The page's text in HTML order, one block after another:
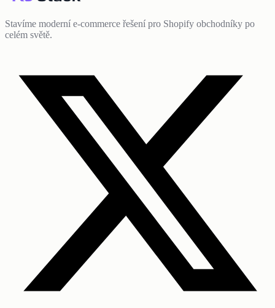
Stavíme moderní e-commerce řešení pro Shopify obchodníky po
celém světě.